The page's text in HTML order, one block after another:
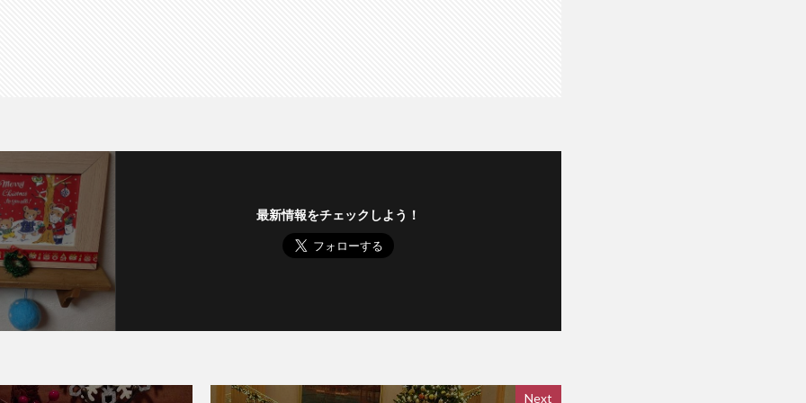
最新情報をチェックしよう！
Next